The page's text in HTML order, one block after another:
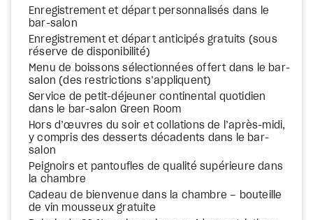
Enregistrement et départ personnalisés dans le
bar-salon
Enregistrement et départ anticipés gratuits (sous
réserve de disponibilité)
Menu de boissons sélectionnées offert dans le bar-
salon (des restrictions s’appliquent)
Service de petit-déjeuner continental quotidien
dans le bar-salon Green Room
Hors d’œuvres du soir et collations de l’après-midi,
y compris des desserts décadents dans le bar-
salon
Peignoirs et pantoufles de qualité supérieure dans
la chambre
Cadeau de bienvenue dans la chambre – bouteille
de vin mousseux gratuite